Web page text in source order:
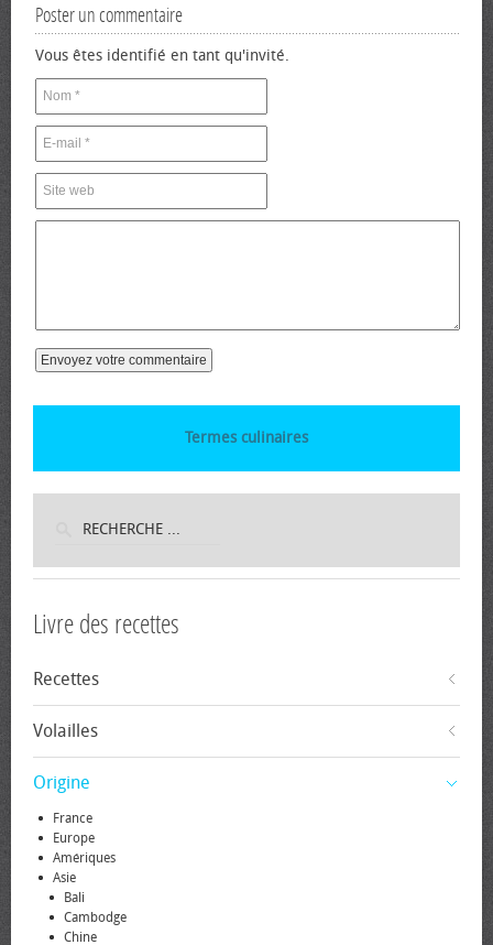
Poster un commentaire
Vous êtes identifié en tant qu'invité.
Termes culinaires
Livre des recettes
Recettes
Volailles
Origine
France
Europe
Amériques
Asie
Bali
Cambodge
Chine